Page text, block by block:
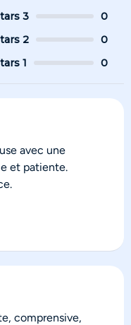
3
0
2
0
1
0
avec une
et patiente.
comprensive,